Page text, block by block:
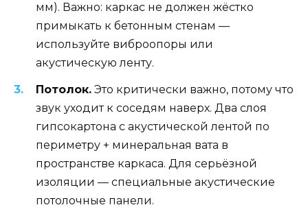
мм). Важно: каркас не должен жёстко
примыкать к бетонным стенам —
используйте виброопоры или
акустическую ленту.
Потолок. Это критически важно, потому что
звук уходит к соседям наверх. Два слоя
гипсокартона с акустической лентой по
периметру + минеральная вата в
пространстве каркаса. Для серьёзной
изоляции — специальные акустические
потолочные панели.